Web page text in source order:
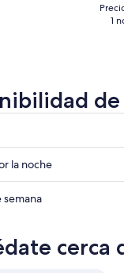
1
la noche
semana
cerca